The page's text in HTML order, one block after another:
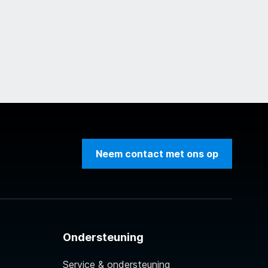
Neem contact met ons op
Ondersteuning
Service & ondersteuning